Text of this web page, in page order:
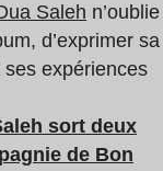
Saleh n’oublie
d’exprimer sa
expériences
sort deux
de Bon